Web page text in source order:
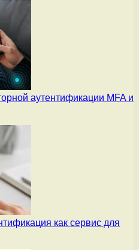
аутентификации MFA и
как сервис для